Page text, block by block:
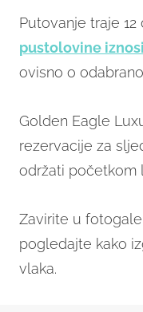
Putovanje traje 12
pustolovine
ovisno o
Golden Eagle
rezervacije za
održati početkom
Zavirite u
pogledajte kako
vlaka.